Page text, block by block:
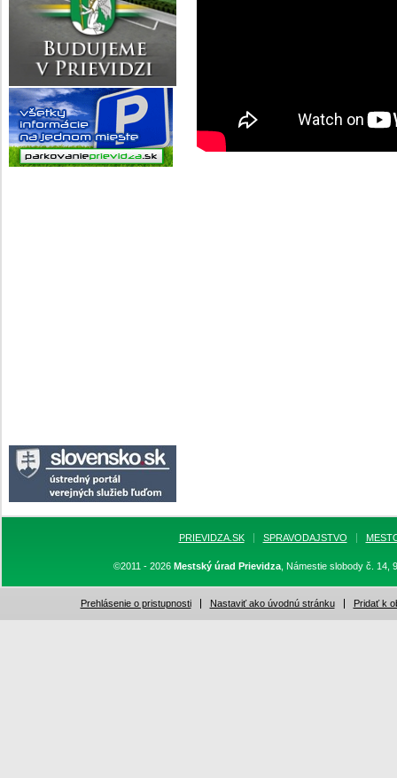
PRIEVIDZA.SK SPRAVODAJSTVO
©2011 - 2026 Mestský úrad Prievidza, Námestie slobody č. 14,
Prehlásenie o pristupnosti Nastaviť ako úvodnú stránku Pridať k